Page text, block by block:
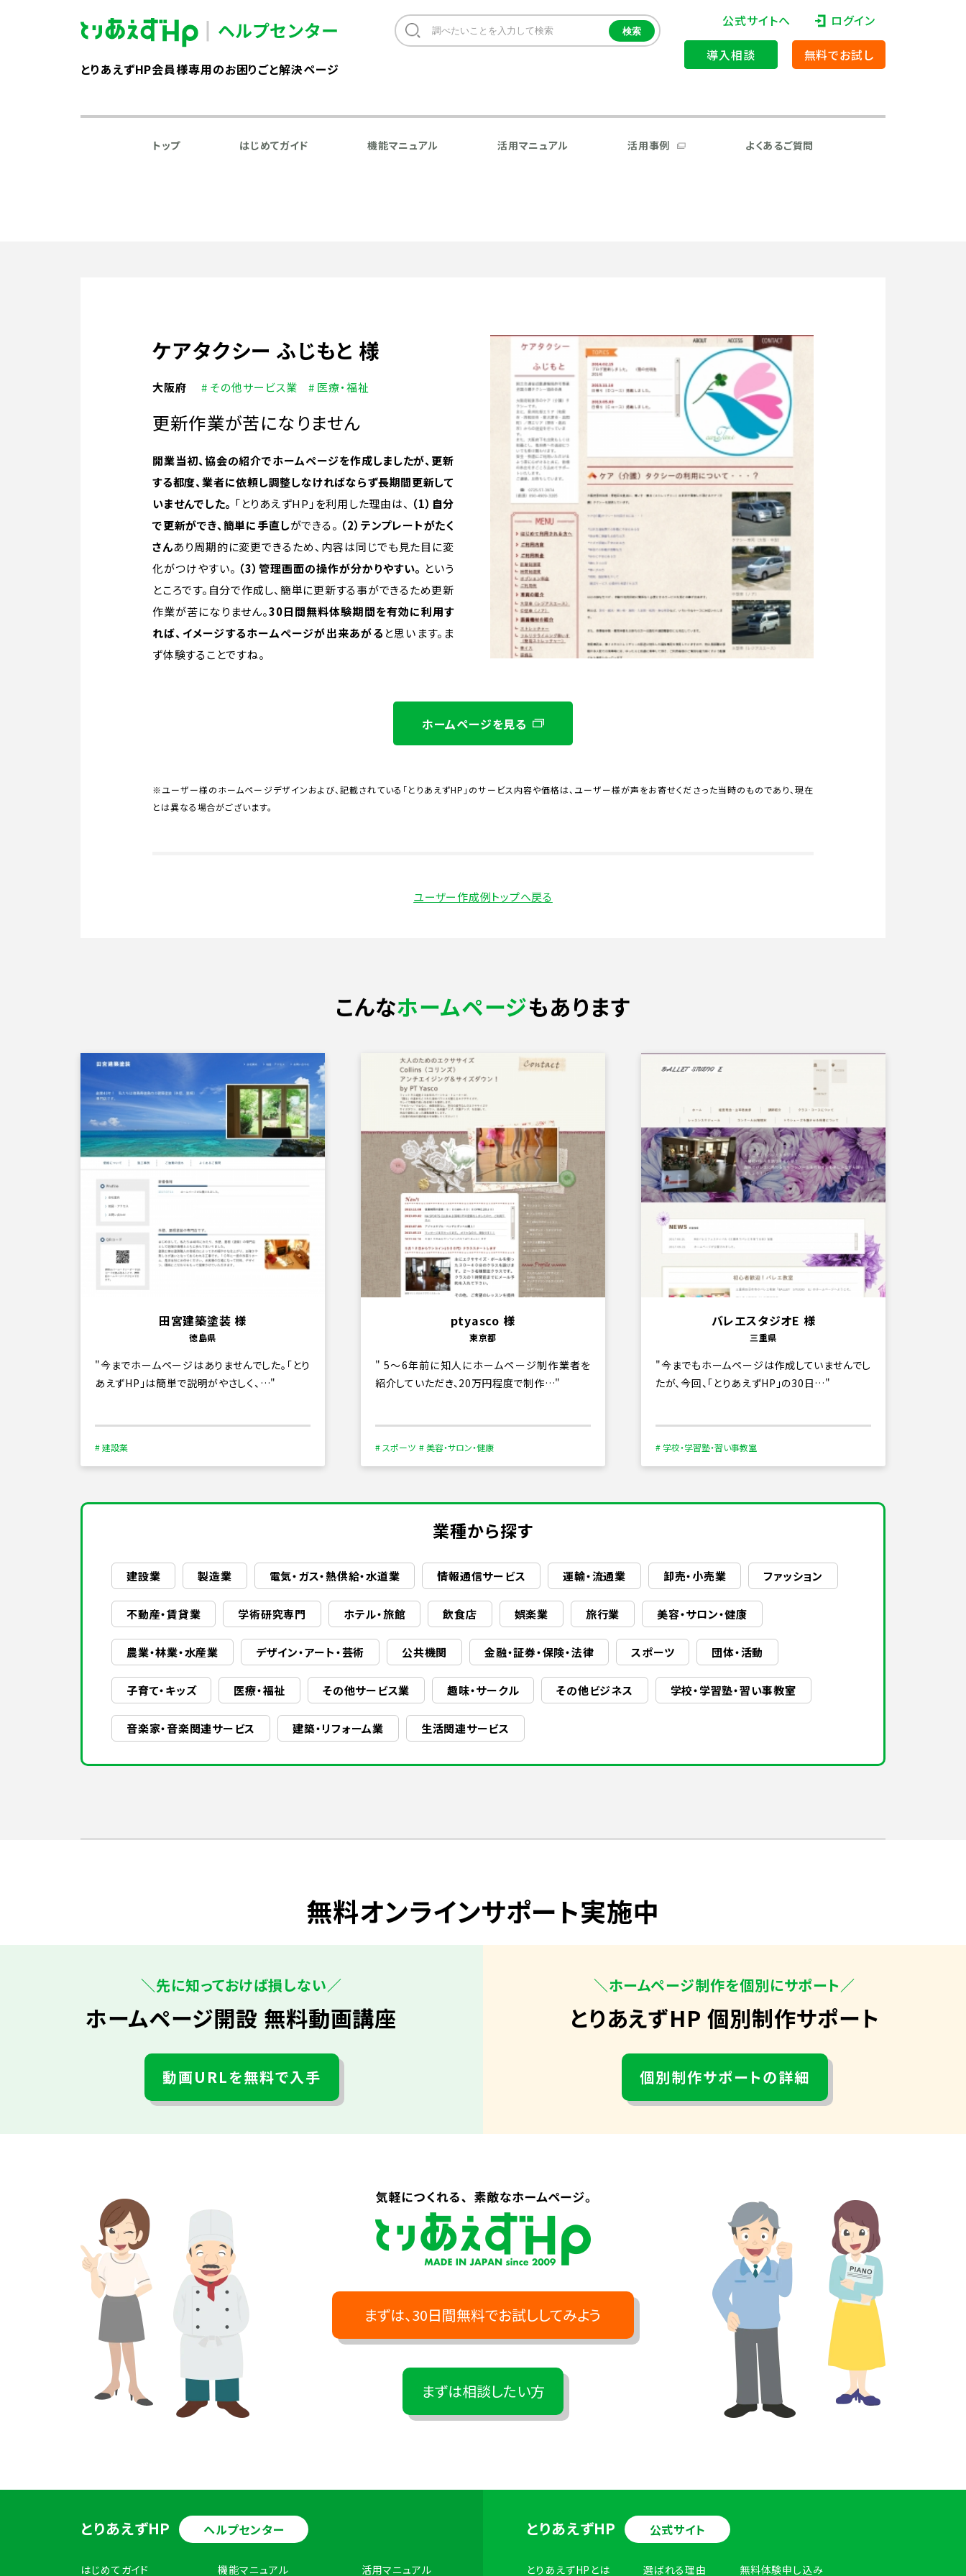
とりあえずHP会員様専用のお困りごと解決ページ
公式サイトへ
ログイン
導入相談
無料でお試し
トップ はじめてガイド 機能マニュアル 活用マニュアル 活用事例 よくあるご質問
ケアタクシー ふじもと 様
大阪府 # その他サービス業 # 医療・福祉
更新作業が苦になりません
開業当初、協会の紹介でホームページを作成しましたが、更新
する都度、業者に依頼し調整しなければならず長期間更新して
いませんでした。 「とりあえずHP」を利用した理由は、 （1）自分
で更新ができ、簡単に手直しができる。 （2）テンプレートがたく
さんあり周期的に変更できるため、内容は同じでも見た目に変
化がつけやすい。 （3）管理画面の操作が分かりやすい。 という
ところです。自分で作成し、簡単に更新する事ができるため更新
作業が苦になりません。30日間無料体験期間を有効に利用す
れば、イメージするホームページが出来あがる と思います。ま
ず体験することですね。
ホームページを見る
※ユーザー様のホームページデザインおよび、記載されている「とりあえずHP」のサービス内容や価格は、ユーザー様が声をお寄せくださった当時のものであり、現在
とは異なる場合がございます。
ユーザー作成例トップへ戻る
こんなホームページもあります
田宮建築塗装 様
徳島県
今までホームページはありませんでした。「とり
あえずHP」は簡単で説明がやさしく、…
# 建設業
ptyasco 様
東京都
5〜6年前に知人にホームページ制作業者を
紹介していただき、20万円程度で制作…
# スポーツ # 美容・サロン・健康
バレエスタジオE 様
三重県
今までもホームページは作成していませんでし
たが、今回、「とりあえずHP」の30日…
# 学校・学習塾・習い事教室
業種から探す
建設業 製造業 電気・ガス・熱供給・水道業 情報通信サービス 運輸・流通業 卸売・小売業 ファッション
不動産・賃貸業 学術研究専門 ホテル・旅館 飲食店 娯楽業 旅行業 美容・サロン・健康
農業・林業・水産業 デザイン・アート・芸術 公共機関 金融・証券・保険・法律 スポーツ 団体・活動
子育て・キッズ 医療・福祉 その他サービス業 趣味・サークル その他ビジネス 学校・学習塾・習い事教室
音楽家・音楽関連サービス 建築・リフォーム業 生活関連サービス
無料オンラインサポート実施中
＼先に知っておけば損しない／
ホームページ開設 無料動画講座
動画URLを無料で入手
＼ホームページ制作を個別にサポート／
とりあえずHP 個別制作サポート
個別制作サポートの詳細
まずは、30日間無料でお試ししてみよう
まずは相談したい方
とりあえずHP 公式サイト
とりあえずHPとは 選ばれる理由 無料体験申し込み
とりあえずHP ヘルプセンター
はじめてガイド 機能マニュアル 活用マニュアル